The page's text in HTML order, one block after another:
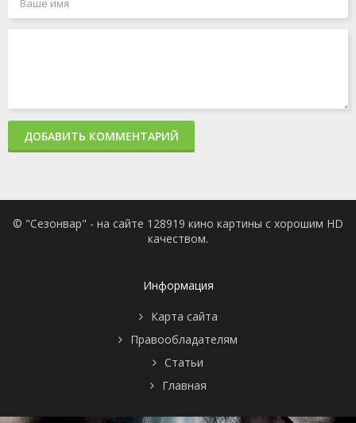
ДОБАВИТЬ КОММЕНТАРИЙ
© "Сезонвар" - на сайте 128919 кино картины с хорошим HD
качеством.
Информация
Карта сайта
Правообладателям
Статьи
Главная